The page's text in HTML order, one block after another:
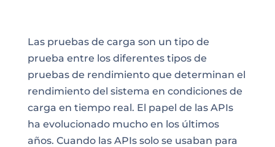
Las pruebas de carga son un tipo de
prueba entre los diferentes tipos de
pruebas de rendimiento que determinan el
rendimiento del sistema en condiciones de
carga en tiempo real. El papel de las APIs
ha evolucionado mucho en los últimos
años. Cuando las APIs solo se usaban para